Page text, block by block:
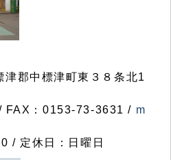
郡中標津町東３８条北1
FAX：0153-73-3631 / m
/ 定休日：日曜日